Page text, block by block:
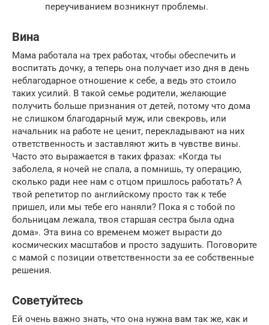
переучиванием возникнут проблемы.
Вина
Мама работала на трех работах, чтобы обеспечить и
воспитать дочку, а теперь она получает изо дня в день
неблагодарное отношение к себе, а ведь это стоило
таких усилий. В такой семье родители, желающие
получить больше признания от детей, потому что дома
не слишком благодарный муж, или свекровь, или
начальник на работе не ценит, перекладывают на них
ответственность и заставляют жить в чувстве вины.
Часто это выражается в таких фразах: «Когда ты
заболела, я ночей не спала, а помнишь, ту операцию,
сколько ради нее нам с отцом пришлось работать? А
твой репетитор по английскому просто так к тебе
пришел, или мы тебе его наняли? Пока я с тобой по
больницам лежала, твоя старшая сестра была одна
дома». Эта вина со временем может вырасти до
космических масштабов и просто задушить. Поговорите
с мамой с позиции ответственности за ее собственные
решения.
Советуйтесь
Ей очень важно знать, что она нужна вам так же, как и